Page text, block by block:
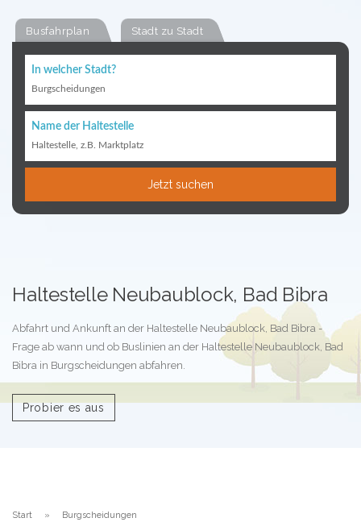
Busfahrplan Stadt zu Stadt
In welcher Stadt?
Burgscheidungen
Name der Haltestelle
Haltestelle, z.B. Marktplatz
Jetzt suchen
Haltestelle Neubaublock, Bad Bibra
Abfahrt und Ankunft an der Haltestelle Neubaublock, Bad Bibra -
Frage ab wann und ob Buslinien an der Haltestelle Neubaublock, Bad
Bibra in Burgscheidungen abfahren.
Probier es aus
Start Burgscheidungen